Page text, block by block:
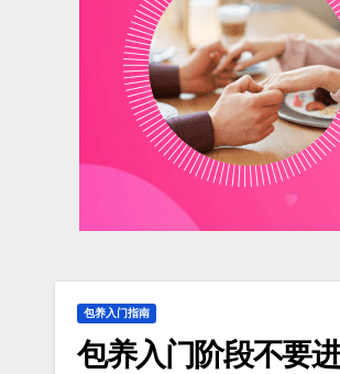
包养入门指南
包养入门阶段不要